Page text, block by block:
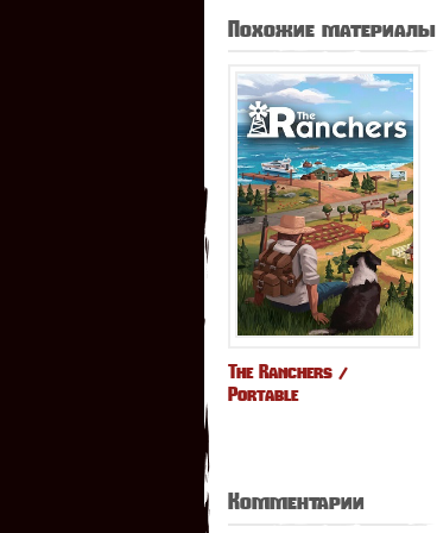
Похожие материалы
The Ranchers /
Portable
Комментарии